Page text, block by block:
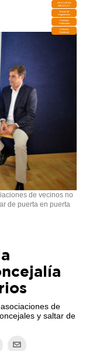
DESCARGA
MIRAPLAY
Buzón de
Sugerencias
Contratar
Publicidad
Contacto
Comercial
de vecinos no
de puerta en puerta
de
y saltar de